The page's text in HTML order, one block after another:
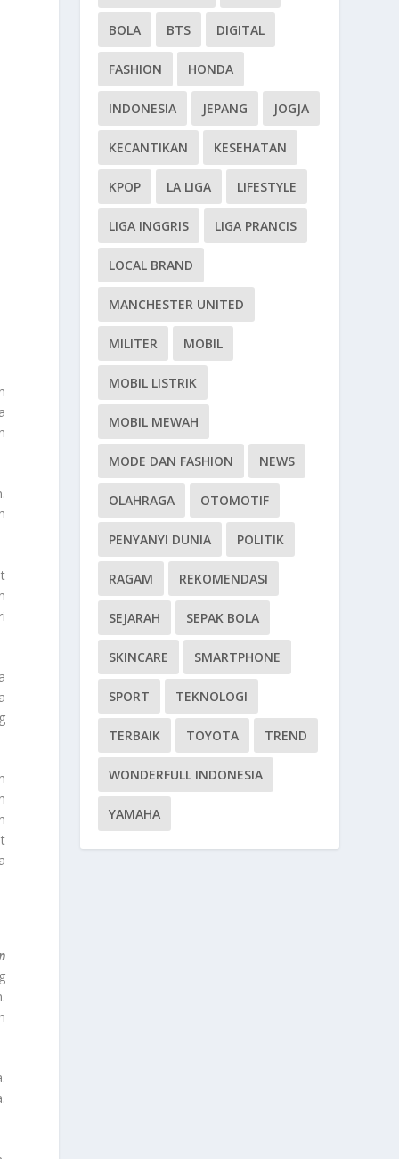
BOLA BTS DIGITAL
FASHION HONDA
INDONESIA JEPANG JOGJA
KECANTIKAN KESEHATAN
KPOP LA LIGA LIFESTYLE
LIGA INGGRIS LIGA PRANCIS
LOCAL BRAND
MANCHESTER UNITED
MILITER MOBIL
MOBIL LISTRIK
MOBIL MEWAH
MODE DAN FASHION NEWS
OLAHRAGA OTOMOTIF
PENYANYI DUNIA POLITIK
RAGAM REKOMENDASI
SEJARAH SEPAK BOLA
SKINCARE SMARTPHONE
SPORT TEKNOLOGI
TERBAIK TOYOTA TREND
WONDERFULL INDONESIA
YAMAHA